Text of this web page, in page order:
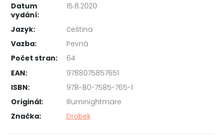
Datum
vydání:
15.8.2020
Jazyk:
čeština
Vazba:
Pevná
Počet stran:
64
EAN:
9788075857651
ISBN:
978-80-7585-765-1
Originál:
Illuminightmare
Značka:
Drobek